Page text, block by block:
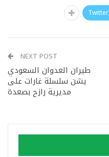
Twitter
NEXT POST
طيران العدوان السعودي
يشن سلسلة غارات على
مديرية رازح بصعدة